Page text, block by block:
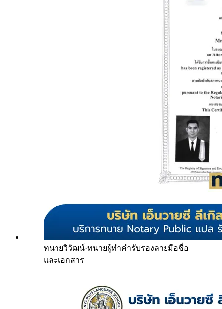
ทนายวิวัฒน์·ทนายผู้ทำคำรับรองลายมือชื่อ
และเอกสาร